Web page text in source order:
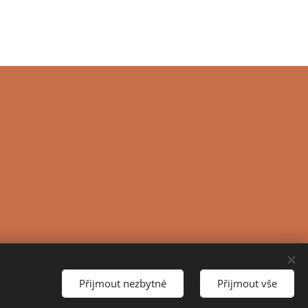
Přijmout nezbytné Přijmout vše